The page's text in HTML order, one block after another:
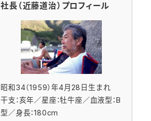
社長（近藤道治）プロフィール
昭和34（1959）年4月28日生まれ
干支：亥年／星座：牡牛座／血液型：B
型／身長：180cm